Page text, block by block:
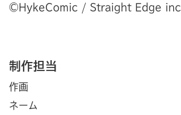
©︎HykeComic / Straight Edge inc.
制作担当
作画
ネーム